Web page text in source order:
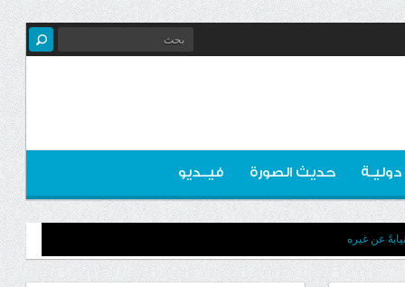
دوليـة حديث الصورة فيــديو
عن غيره